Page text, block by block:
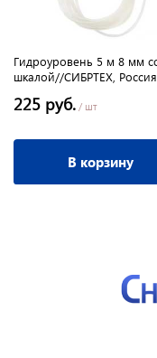
Гидроуровень 5 м 8 мм
шкалой//СИБРТЕХ, Россия
225 руб. / шт
В корзину